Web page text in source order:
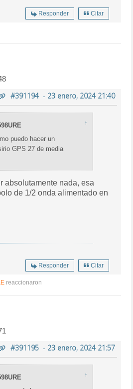
Responder Citar
#391194- 23 enero, 2024 21:40
↑
puedo hacer un
GPS 27 de media
absolutamente nada, esa
de 1/2 onda alimentado en
Responder Citar
reaccionaron
#391195- 23 enero, 2024 21:57
↑